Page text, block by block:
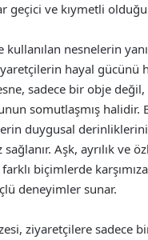
geçici ve kıymetli
nesnelerin yanı
hayal gücünü
sadece bir obje
somutlaşmış halidir.
duygusal
Aşk, ayrılık ve
biçimlerde
deneyimler sunar.
ziyaretçilere sadece